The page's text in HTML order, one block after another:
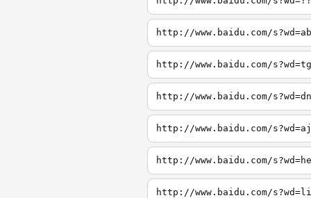
http://www.baidu.com/s?wd=ab
http://www.baidu.com/s?wd=tg
http://www.baidu.com/s?wd=dn
http://www.baidu.com/s?wd=aj
http://www.baidu.com/
http://www.baidu.com/